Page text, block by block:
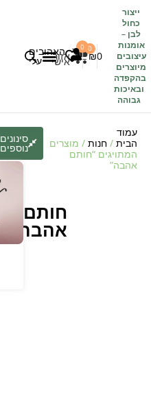
ייצור
כחול
לבן –
אומנות
עיצובים
מיוצרים
בהקפדה
ובאיכות
גבוהה
₪0
0 האהובים
עלי
0
אזור
אישי
עמוד
הבית / חנות / מוצרים
המתויגים “חותם
אהבה”
חותם
אהבה
סינונים
נוספים